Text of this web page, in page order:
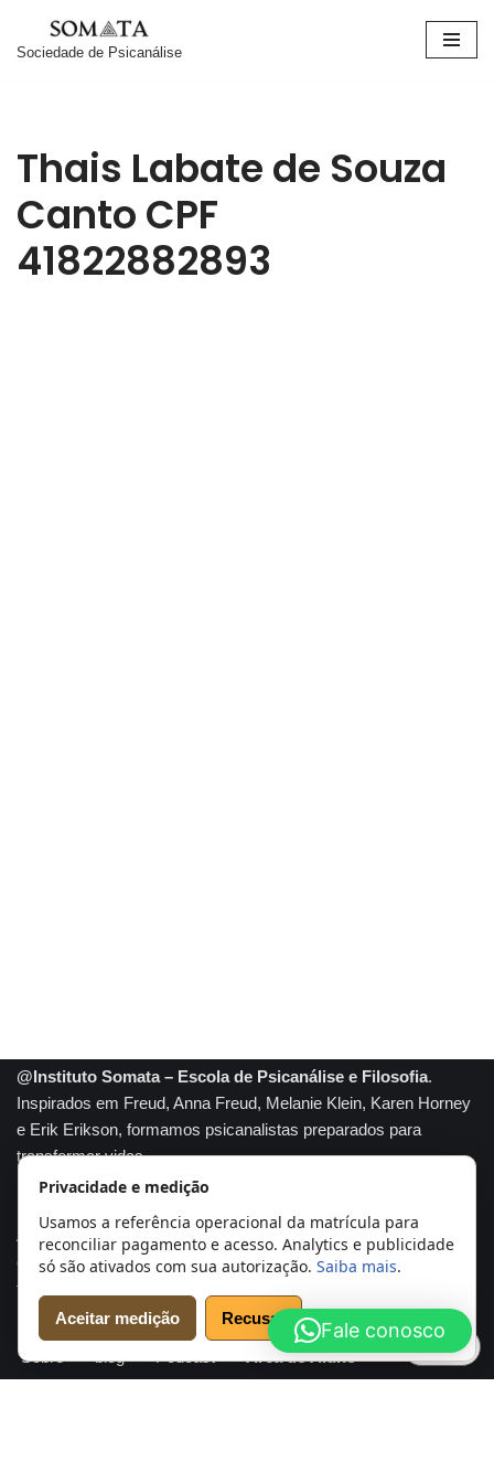
Pular
Sociedade de Psicanálise
Thais Labate de Souza
Canto CPF
41822882893
@Instituto Somata – Escola de Psicanálise e Filosofia.
Inspirados em Freud, Anna Freud, Melanie Klein, Karen Horney
e Erik Erikson, formamos psicanalistas preparados para
transformar vidas.
Somata marca registrada
A tradição e conhecimento se unem para formar profissionais
capazes de compreender profundamente a mente humana e
transformar realidades. Psicanálise com propósito.
Início Cursos Agendar Análise
Psicanalistas
Sobre
blog Podcast Área do Aluno
Fale conosco
Privacidade e medição
Usamos a referência operacional da matrícula para
reconciliar pagamento e acesso. Analytics e publicidade
só são ativados com sua autorização. Saiba mais.
Aceitar medição Recusar
Cookies